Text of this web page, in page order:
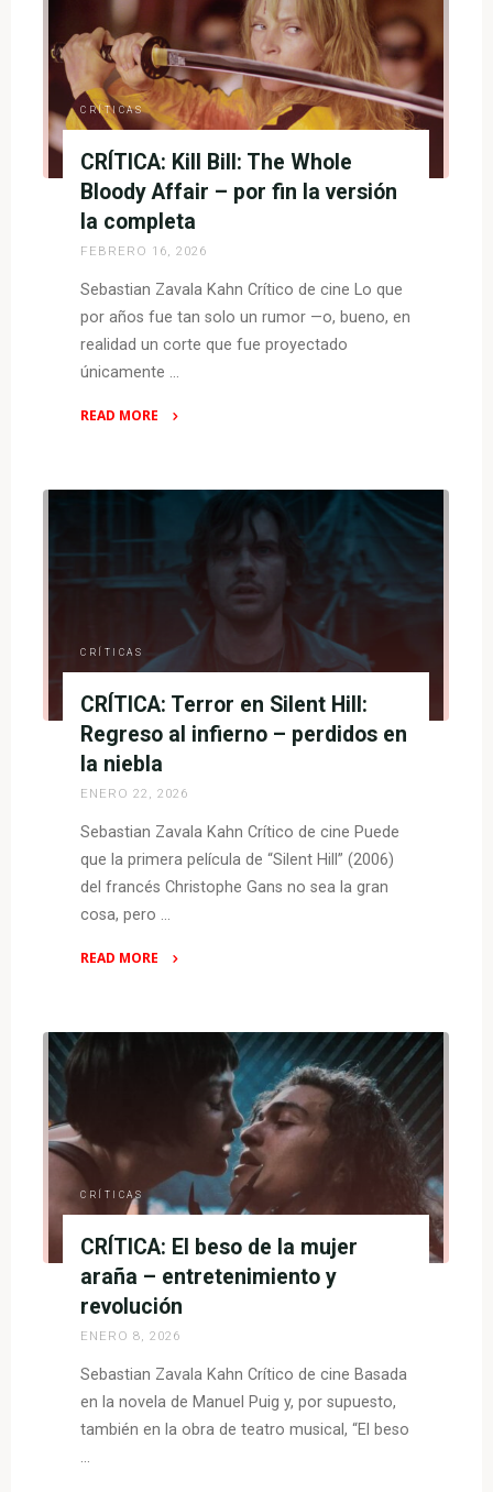
Emma
Thompson
puede
todo"
CRÍTICAS
CRÍTICA: Kill Bill: The Whole
Bloody Affair – por fin la versión
la completa
FEBRERO 16, 2026
Sebastian Zavala Kahn Crítico de cine Lo que
por años fue tan solo un rumor —o, bueno, en
realidad un corte que fue proyectado
únicamente …
READ MORE
Bill:
Bloody
por
fin
la
versión
la
CRÍTICAS
CRÍTICA: Terror en Silent Hill:
Regreso al infierno – perdidos en
la niebla
ENERO 22, 2026
Sebastian Zavala Kahn Crítico de cine Puede
que la primera película de “Silent Hill” (2006)
del francés Christophe Gans no sea la gran
cosa, pero …
READ MORE
en
al
infierno
–
perdidos
en
la
niebla"
CRÍTICAS
CRÍTICA: El beso de la mujer
araña – entretenimiento y
revolución
ENERO 8, 2026
Sebastian Zavala Kahn Crítico de cine Basada
en la novela de Manuel Puig y, por supuesto,
también en la obra de teatro musical, “El beso
…